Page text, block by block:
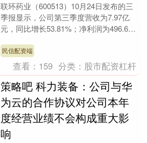
联环药业（600513）10月24日发布的三
季报显示，公司第三季度营收为7.97亿
元，同比增长53.81%；净利润为496.62
民信配资端
查看： 159 分类： 股市配资杠杆
策略吧 科力装备：公司与华
为云的合作协议对公司本年
度经营业绩不会构成重大影
响